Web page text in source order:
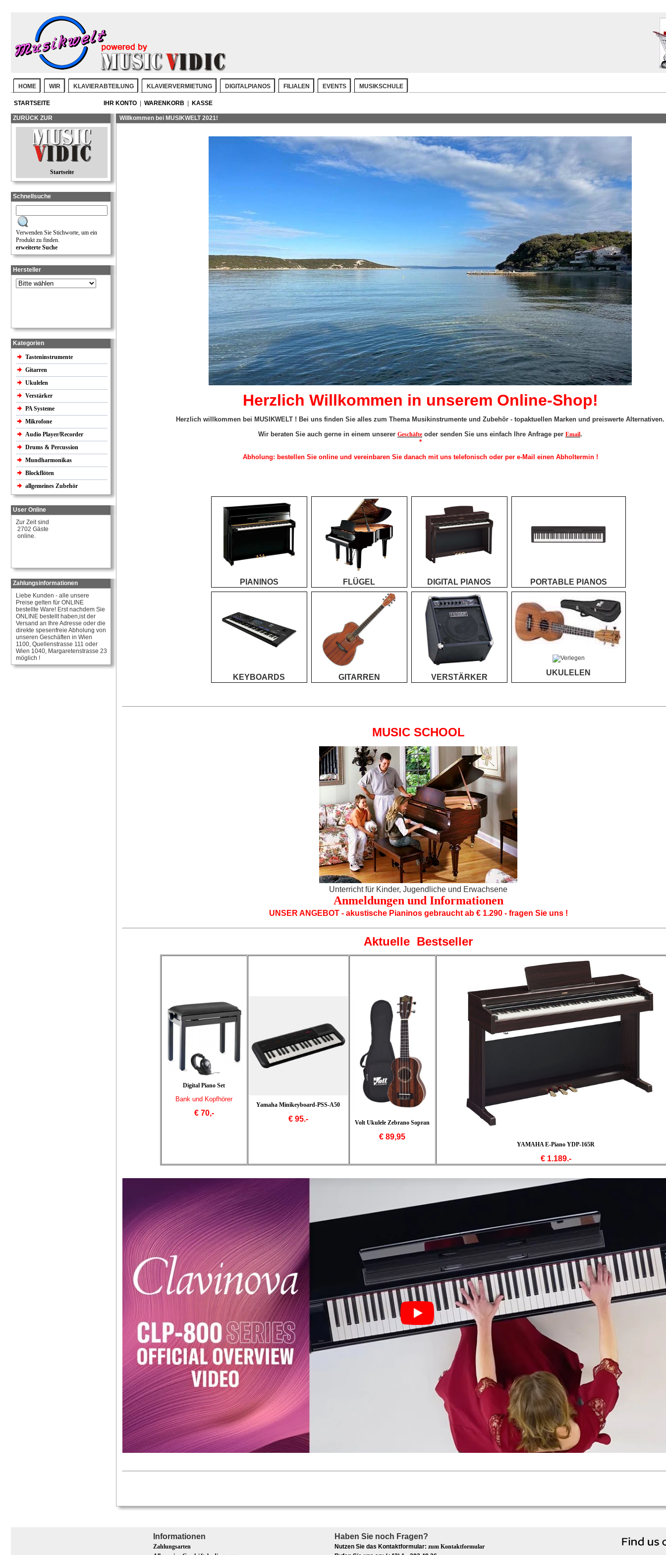
HOME WIR KLAVIERABTEILUNG KLAVIERVERMIETUNG DIGITALPIANOS FILIALEN EVENTS MUSIKSCHULE
STARTSEITE IHR KONTO WARENKORB KASSE
ZURÜCK ZUR
Startseite
Schnellsuche
Verwenden Sie Stichworte, um ein
Produkt zu finden.
erweiterte Suche
Hersteller
Kategorien
Tasteninstrumente
Gitarren
Ukulelen
Verstärker
PA Systeme
Mikrofone
Audio Player/Recorder
Drums & Percussion
Mundharmonikas
Blockflöten
allgemeines Zubehör
User Online
Zur Zeit sind
2702 Gäste
online.
Zahlungsinformationen
Liebe Kunden - alle unsere
Preise gelten für ONLINE
bestellte Ware! Erst nachdem Sie
ONLINE bestellt haben,ist der
Versand an Ihre Adresse oder die
direkte spesenfreie Abholung von
unseren Geschäften in Wien
1100, Quellenstrasse 111 oder
Wien 1040, Margaretenstrasse 23
möglich !
Willkommen bei MUSIKWELT 2021!
Herzlich Willkommen in unserem Online-Shop!
Herzlich willkommen bei MUSIKWELT ! Bei uns finden Sie alles zum Thema Musikinstrumente und Zubehör - topaktuellen Marken und preiswerte Alternativen.
Wir beraten Sie auch gerne in einem unserer Geschäfte oder senden Sie uns einfach Ihre Anfrage per Email.
*
Abholung: bestellen Sie online und vereinbaren Sie danach mit uns telefonisch oder per e-Mail einen Abholtermin !
PIANINOS FLÜGEL DIGITAL PIANOS PORTABLE PIANOS
KEYBOARDS GITARREN VERSTÄRKER
UKULELEN
MUSIC SCHOOL
Unterricht für Kinder, Jugendliche und Erwachsene
Anmeldungen und Informationen
UNSER ANGEBOT - akustische Pianinos gebraucht ab € 1.290 - fragen Sie uns !
Aktuelle Bestseller
Digital Piano Set
Bank und Kopfhörer
€ 70,-
Yamaha Minikeyboard-PSS-A50
€ 95.- Volt Ukulele Zebrano Sopran
€ 89,95
YAMAHA E-Piano YDP-165R
€ 1.189.-
Informationen Haben Sie noch Fragen?
Zahlungsarten Nutzen Sie das Kontaktformular: zum Kontaktformular